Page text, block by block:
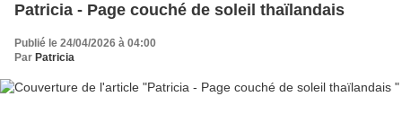
Patricia - Page couché de soleil thaïlandais
Publié le 24/04/2026 à 04:00
Par Patricia